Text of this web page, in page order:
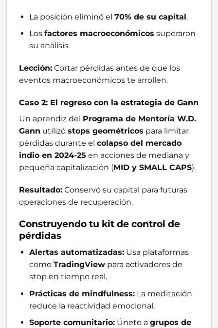
La posición eliminó el 70% de su capital.
Los factores macroeconómicos superaron
su análisis.
Lección: Cortar pérdidas antes de que los
eventos macroeconómicos te arrollen.
Caso 2: El regreso con la estrategia de Gann
Un aprendiz del Programa de Mentoría W.D.
Gann utilizó stops geométricos para limitar
pérdidas durante el colapso del mercado
indio en 2024-25 en acciones de mediana y
pequeña capitalización (MID y SMALL CAPS).
Resultado: Conservó su capital para futuras
operaciones de recuperación.
Construyendo tu kit de control de
pérdidas
Alertas automatizadas:Usa plataformas
como TradingViewpara activadores de
stop en tiempo real.
Prácticas de mindfulness:La meditación
reduce la reactividad emocional.
Soporte comunitario:Únete a grupos de